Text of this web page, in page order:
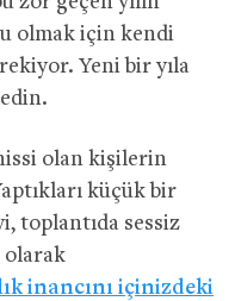
olmak için kendi
Yeni bir yıla
hissi olan kişilerin
küçük bir
toplantıda sessiz
olarak
inancını içinizdeki